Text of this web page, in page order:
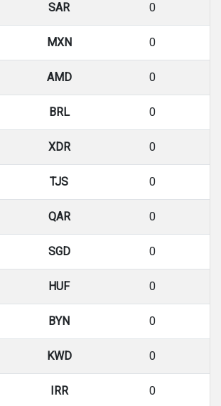
SAR 0
MXN 0
AMD 0
BRL 0
XDR 0
TJS 0
QAR 0
SGD 0
HUF 0
BYN 0
KWD 0
IRR 0